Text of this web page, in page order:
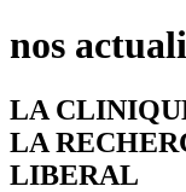
nos
LA
LA
LIBERAL